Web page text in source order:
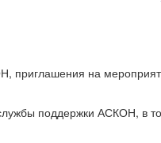
приглашения на
поддержки АСКОН, в